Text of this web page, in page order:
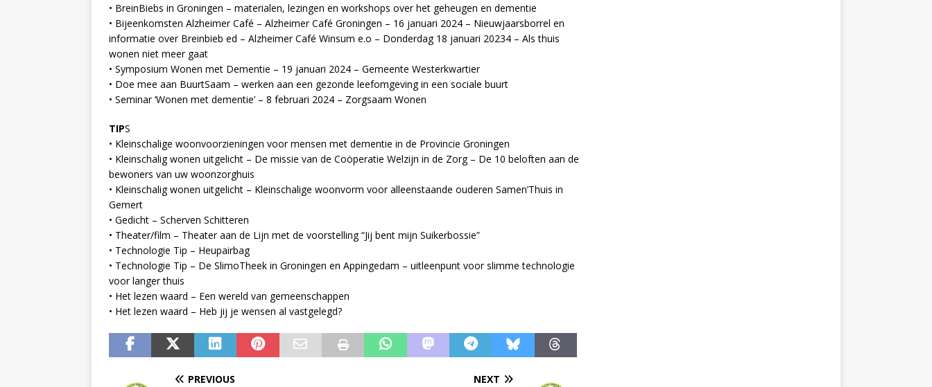
• BreinBiebs in Groningen – materialen, lezingen en workshops over het geheugen en dementie
• Bijeenkomsten Alzheimer Café – Alzheimer Café Groningen – 16 januari 2024 – Nieuwjaarsborrel en
informatie over Breinbieb ed – Alzheimer Café Winsum e.o – Donderdag 18 januari 20234 – Als thuis
wonen niet meer gaat
• Symposium Wonen met Dementie – 19 januari 2024 – Gemeente Westerkwartier
• Doe mee aan BuurtSaam – werken aan een gezonde leefomgeving in een sociale buurt
• Seminar ‘Wonen met dementie’ – 8 februari 2024 – Zorgsaam Wonen
TIPS
• Kleinschalige woonvoorzieningen voor mensen met dementie in de Provincie Groningen
• Kleinschalig wonen uitgelicht – De missie van de Coöperatie Welzijn in de Zorg – De 10 beloften aan de
bewoners van uw woonzorghuis
• Kleinschalig wonen uitgelicht – Kleinschalige woonvorm voor alleenstaande ouderen Samen’Thuis in
Gemert
• Gedicht – Scherven Schitteren
• Theater/film – Theater aan de Lijn met de voorstelling “Jij bent mijn Suikerbossie”
• Technologie Tip – Heupairbag
• Technologie Tip – De SlimoTheek in Groningen en Appingedam – uitleenpunt voor slimme technologie
voor langer thuis
• Het lezen waard – Een wereld van gemeenschappen
• Het lezen waard – Heb jij je wensen al vastgelegd?
PREVIOUS NEXT